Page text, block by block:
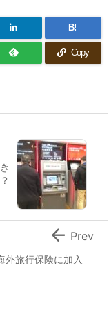
B!
Copy
外旅行保険に加入
 Prev